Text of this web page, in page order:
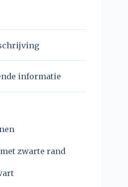
informatie
zwarte rand